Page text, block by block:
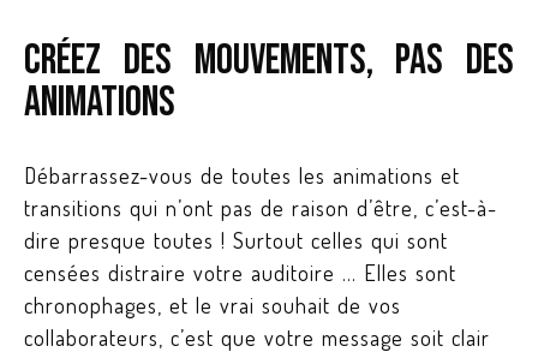
Créez des mouvements, pas des
animations
Débarrassez-vous de toutes les animations et
transitions qui n’ont pas de raison d’être, c’est-à-
dire presque toutes ! Surtout celles qui sont
censées distraire votre auditoire … Elles sont
chronophages, et le vrai souhait de vos
collaborateurs, c’est que votre message soit clair